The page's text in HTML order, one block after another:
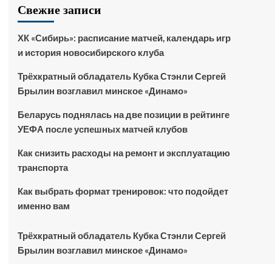
Свежие записи
ХК «Сибирь»: расписание матчей, календарь игр
и история новосибирского клуба
Трёхкратный обладатель Кубка Стэнли Сергей
Брылин возглавил минское «Динамо»
Беларусь поднялась на две позиции в рейтинге
УЕФА после успешных матчей клубов
Как снизить расходы на ремонт и эксплуатацию
транспорта
Как выбрать формат тренировок: что подойдет
именно вам
Трёхкратный обладатель Кубка Стэнли Сергей
Брылин возглавил минское «Динамо»